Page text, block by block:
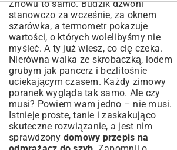
Znowu to samo. Budzik dzwoni
stanowczo za wcześnie, za oknem
szarówka, a termometr pokazuje
wartości, o których wolelibyśmy nie
myśleć. A ty już wiesz, co cię czeka.
Nierówna walka ze skrobaczką, lodem
grubym jak pancerz i bezlitośnie
uciekającym czasem. Każdy zimowy
poranek wygląda tak samo. Ale czy
musi? Powiem wam jedno – nie musi.
Istnieje proste, tanie i zaskakująco
skuteczne rozwiązanie, a jest nim
sprawdzony domowy przepis na